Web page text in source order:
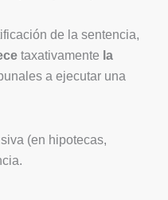
de la sentencia,
taxativamente la
a ejecutar una
(en hipotecas,